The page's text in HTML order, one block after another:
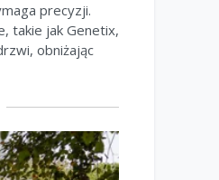
precyzji.
takie jak Genetix,
obniżając